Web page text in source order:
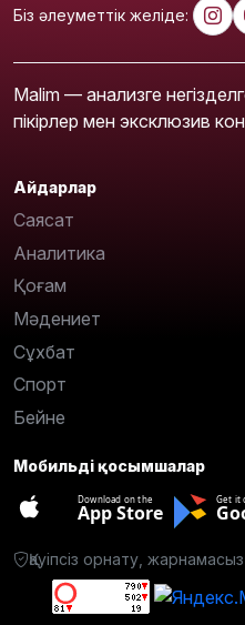
Біз әлеуметтік желіде:
Malim — анализге
пікірлер мен эксклюзив
Айдарлар
Саясат
Аналитика
Қоғам
Мәдениет
Сұхбат
Спорт
Бейне
Мобильді қосымшалар
Download on the
App Store
Get it
Қауіпсіз орнату,